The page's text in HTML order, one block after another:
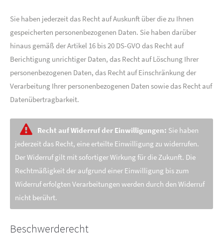
Sie haben jederzeit das Recht auf Auskunft über die zu Ihnen
gespeicherten personenbezogenen Daten. Sie haben darüber
hinaus gemäß der Artikel 16 bis 20 DS-GVO das Recht auf
Berichtigung unrichtiger Daten, das Recht auf Löschung Ihrer
personenbezogenen Daten, das Recht auf Einschränkung der
Verarbeitung Ihrer personenbezogenen Daten sowie das Recht auf
Datenübertragbarkeit.
Recht auf Widerruf der Einwilligungen: Sie haben
jederzeit das Recht, eine erteilte Einwilligung zu widerrufen.
Der Widerruf gilt mit sofortiger Wirkung für die Zukunft. Die
Rechtmäßigkeit der aufgrund einer Einwilligung bis zum
Widerruf erfolgten Verarbeitungen werden durch den Widerruf
nicht berührt.
Beschwerderecht